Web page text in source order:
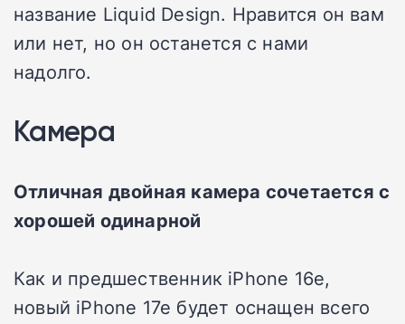
название Liquid Design. Нравится он вам
или нет, но он останется с нами
надолго.
Камера
Отличная двойная камера сочетается с
хорошей одинарной
Как и предшественник iPhone 16e,
новый iPhone 17e будет оснащен всего